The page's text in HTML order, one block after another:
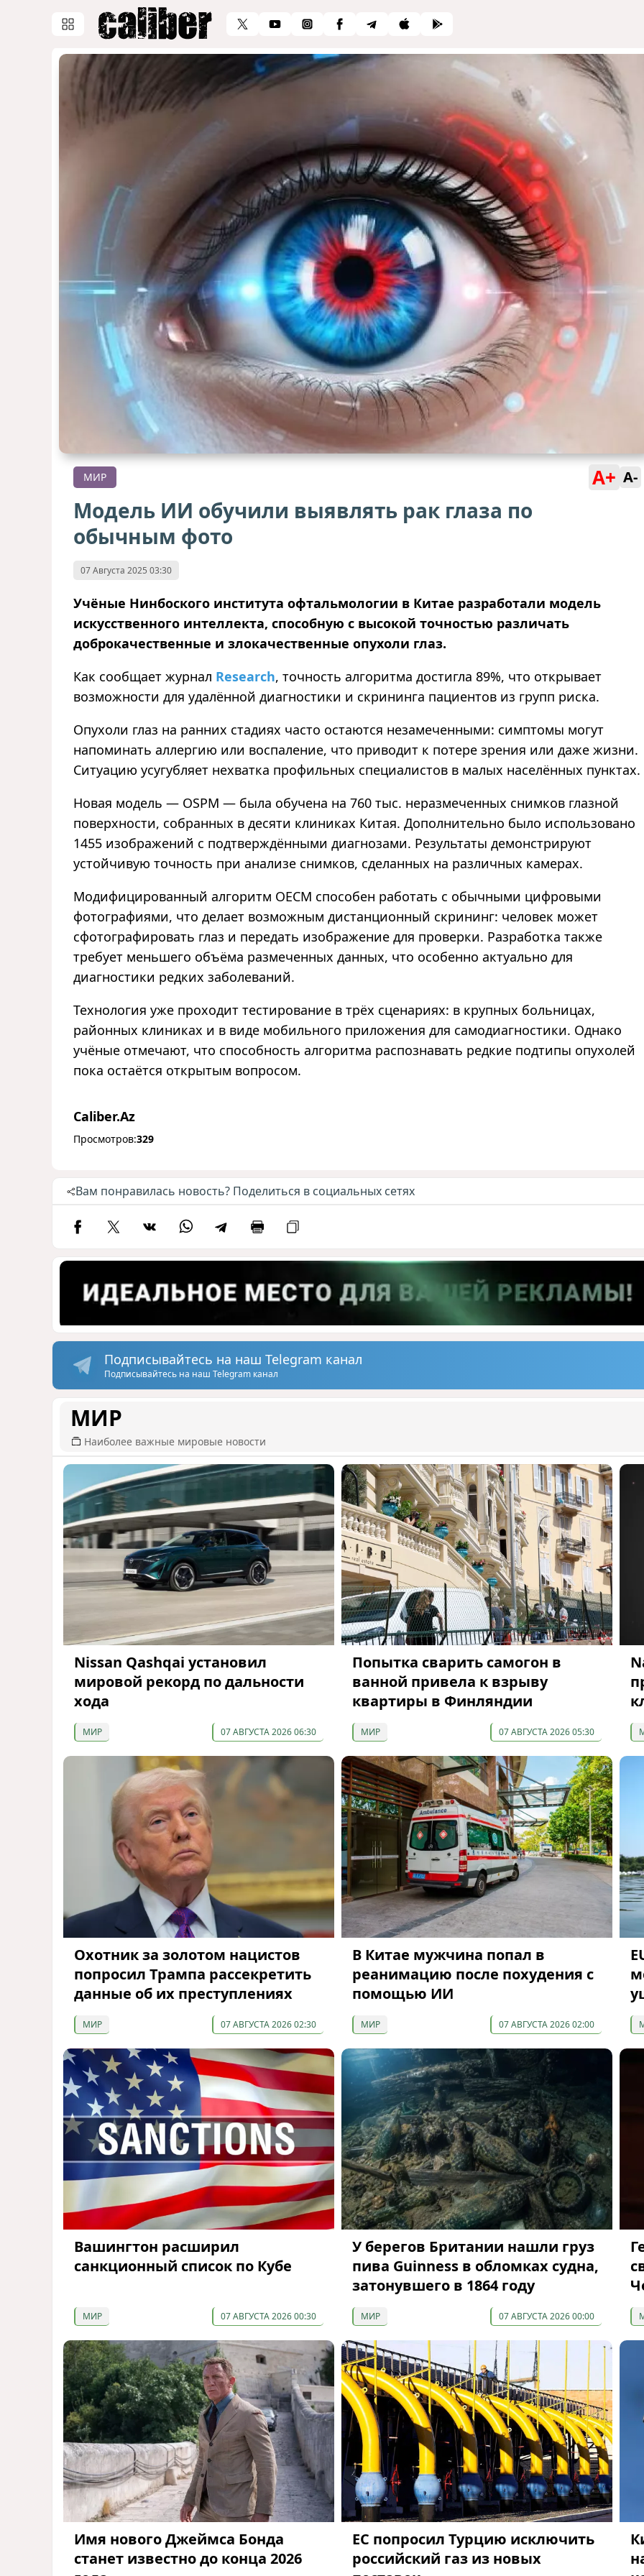
МИР A+ A-
Модель ИИ обучили выявлять рак глаза по
обычным фото
07 Августа 2025 03:30
Учёные Нинбоского института офтальмологии в Китае разработали модель
искусственного интеллекта, способную с высокой точностью различать
доброкачественные и злокачественные опухоли глаз.
Как сообщает журнал Research, точность алгоритма достигла 89%, что открывает
возможности для удалённой диагностики и скрининга пациентов из групп риска.
Опухоли глаз на ранних стадиях часто остаются незамеченными: симптомы могут
напоминать аллергию или воспаление, что приводит к потере зрения или даже жизни.
Ситуацию усугубляет нехватка профильных специалистов в малых населённых пунктах.
Новая модель — OSPM — была обучена на 760 тыс. неразмеченных снимков глазной
поверхности, собранных в десяти клиниках Китая. Дополнительно было использовано
1455 изображений с подтверждёнными диагнозами. Результаты демонстрируют
устойчивую точность при анализе снимков, сделанных на различных камерах.
Модифицированный алгоритм OECM способен работать с обычными цифровыми
фотографиями, что делает возможным дистанционный скрининг: человек может
сфотографировать глаз и передать изображение для проверки. Разработка также
требует меньшего объёма размеченных данных, что особенно актуально для
диагностики редких заболеваний.
Технология уже проходит тестирование в трёх сценариях: в крупных больницах,
районных клиниках и в виде мобильного приложения для самодиагностики. Однако
учёные отмечают, что способность алгоритма распознавать редкие подтипы опухолей
пока остаётся открытым вопросом.
Caliber.Az
Просмотров:329
Вам понравилась новость? Поделиться в социальных сетях
Подписывайтесь на наш Telegram канал
Подписывайтесь на наш Telegram канал
МИР
Наиболее важные мировые новости
Nissan Qashqai установил
мировой рекорд по дальности
хода
МИР 07 АВГУСТА 2026 06:30
Попытка сварить самогон в
ванной привела к взрыву
квартиры в Финляндии
МИР 07 АВГУСТА 2026 05:30
Охотник за золотом нацистов
попросил Трампа рассекретить
данные об их преступлениях
МИР 07 АВГУСТА 2026 02:30
В Китае мужчина попал в
реанимацию после похудения с
помощью ИИ
МИР 07 АВГУСТА 2026 02:00
Вашингтон расширил
санкционный список по Кубе
МИР 07 АВГУСТА 2026 00:30
У берегов Британии нашли груз
пива Guinness в обломках судна,
затонувшего в 1864 году
МИР 07 АВГУСТА 2026 00:00
Имя нового Джеймса Бонда
станет известно до конца 2026
ЕС попросил Турцию исключить
российский газ из новых